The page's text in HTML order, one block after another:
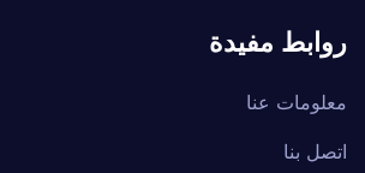
روابط مفيدة
معلومات عنا
اتصل بنا